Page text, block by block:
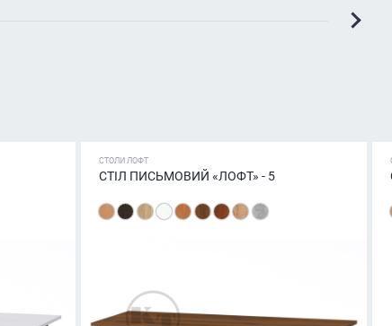
СТОЛИ ЛОФТ
СТІЛ ПИСЬМОВИЙ «ЛОФТ» - 5